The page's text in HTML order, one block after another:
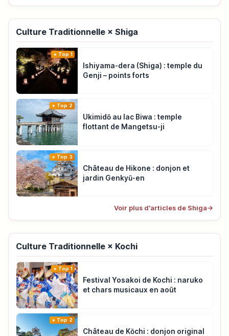
Culture Traditionnelle × Shiga
Top 1
Ishiyama-dera (Shiga) : temple du
Genji – points forts
Top 2
Ukimidō au lac Biwa : temple
flottant de Mangetsu-ji
Top 3
Château de Hikone : donjon et
jardin Genkyū-en
Voir plus d'articles de Shiga→
Culture Traditionnelle × Kochi
Top 1
Festival Yosakoi de Kochi : naruko
et chars musicaux en août
Top 2
Château de Kōchi : donjon original